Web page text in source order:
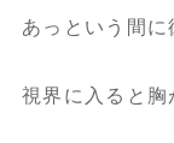
あっという間に
視界に入ると胸